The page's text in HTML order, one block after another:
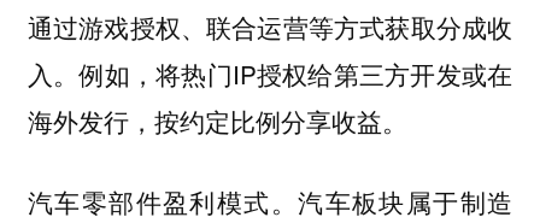
通过游戏授权、联合运营等方式获取分成收
入。例如，将热门IP授权给第三方开发或在
海外发行，按约定比例分享收益。
汽车零部件盈利模式。汽车板块属于制造